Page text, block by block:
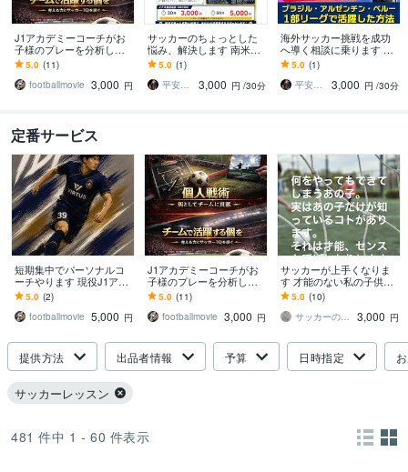
J1アカデミーコーチがお
子様のプレーを分析しま
す 現役J1アカデミーコー
チが贈る！プロの視点で
徹底分析
5.0 (11)
footballmovie 3,000 円
サッカーのちょっとした
悩み、解決します 南米リ
ーグ/Jリーグの経験からあ
なたの「モヤモヤ」を解
決！
5.0 (1)
平安山良太
3,000 円 /30分
海外サッカー挑戦を成功
へ導く相談に乗ります ブ
ラジル・アルゼンチン・
ペルー1部で活躍した方法
5.0 (1)
平安山良太
3,000 円 /30分
定番サービス
短期集中でパーソナルコ
ーチやります 現役J1アカ
デミーコーチが2週間コー
チします
5.0 (2)
footballmovie 5,000 円
J1アカデミーコーチがお
子様のプレーを分析しま
す 現役J1アカデミーコー
チが贈る！プロの視点で
徹底分析
5.0 (11)
footballmovie 3,000 円
サッカーが上手くなりま
す 才能のない私の子供達
も.we下部、県トレに合格
させました
5.0 (10)
サッカーの処方箋
3,000 円
提供方法 出品者情報 予算 日時指定
サッカーレッスン
481 件中 1 - 60 件表示